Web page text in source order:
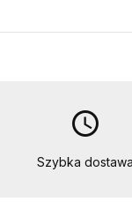
access_time
Szybka dostawa